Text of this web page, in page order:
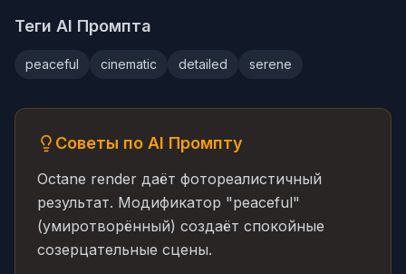
Теги AI Промпта
peaceful cinematic detailed serene
Советы по AI Промпту
Octane render даёт фотореалистичный
результат. Модификатор "peaceful"
(умиротворённый) создаёт спокойные
созерцательные сцены.